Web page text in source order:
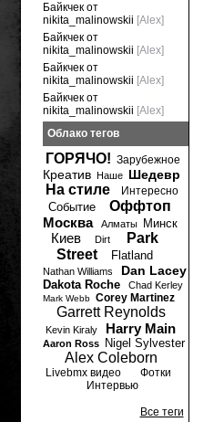
Байкчек от
nikita_malinowskii [Alex]
Байкчек от
nikita_malinowskii [Alex]
Байкчек от
nikita_malinowskii [Alex]
Байкчек от
nikita_malinowskii [Alex]
Облако тегов
ГОРЯЧО! Зарубежное
Креатив Наше Шедевр
На стиле Интересно
Событие
Оффтоп
Москва
Алматы Минск
Киев Dirt
Park
Street
Flatland
Nathan Williams Dan Lacey
Dakota Roche Chad Kerley
Mark Webb Corey Martinez
Garrett Reynolds
Kevin Kiraly Harry Main
Aaron Ross Nigel Sylvester
Alex Coleborn
Livebmx видео
Фотки
Интервью
Все теги